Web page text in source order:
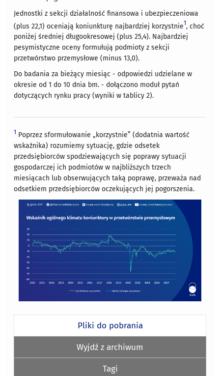
Jednostki z sekcji działalność finansowa i ubezpieczeniowa
(plus 22,1) oceniają koniunkturę najbardziej korzystnie1, choć
poniżej średniej długookresowej (plus 25,4). Najbardziej
pesymistyczne oceny formułują podmioty z sekcji
przetwórstwo przemysłowe (minus 13,0).
Do badania za bieżący miesiąc - odpowiedzi udzielane w
okresie od 1 do 10 dnia bm. - dołączono moduł pytań
dotyczących rynku pracy (wyniki w tablicy 2).
1 Poprzez sformułowanie „korzystnie” (dodatnia wartość
wskaźnika) rozumiemy sytuację, gdzie odsetek
przedsiębiorców spodziewających się poprawy sytuacji
gospodarczej ich podmiotów w najbliższych trzech
miesiącach lub obserwujących taką poprawę, przeważa nad
odsetkiem przedsiębiorców oczekujących jej pogorszenia.
Pliki do pobrania
Wyjdź z archiwum
Tagi